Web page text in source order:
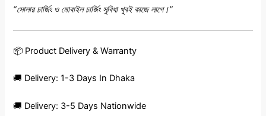
“সোলার চার্জিং ও মোবাইল চার্জিং সুবিধা খুবই কাজে লাগে।”
📦 Product Delivery & Warranty
🚚 Delivery: 1-3 Days In Dhaka
🚚 Delivery: 3-5 Days Nationwide